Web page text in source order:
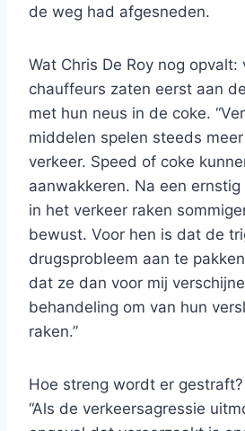
de weg had afgesneden.
Wat Chris De Roy nog opvalt:
chauffeurs zaten eerst aan
met hun neus in de coke.
middelen spelen steeds
verkeer. Speed of coke
aanwakkeren. Na een
in het verkeer raken
bewust. Voor hen is dat de
drugsprobleem aan te
dat ze dan voor mij
behandeling om van hun
raken.”
Hoe streng wordt er gestraft?
“Als de verkeersagressie